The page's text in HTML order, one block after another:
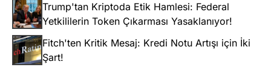
Trump'tan Kriptoda Etik Hamlesi: Federal
Yetkililerin Token Çıkarması Yasaklanıyor!
Fitch'ten Kritik Mesaj: Kredi Notu Artışı için İki
Şart!